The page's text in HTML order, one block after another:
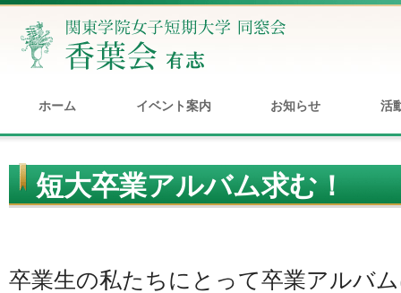
ホーム イベント案内 お知らせ 活
短大卒業アルバム求む！
卒業生の私たちにとって卒業アルバ